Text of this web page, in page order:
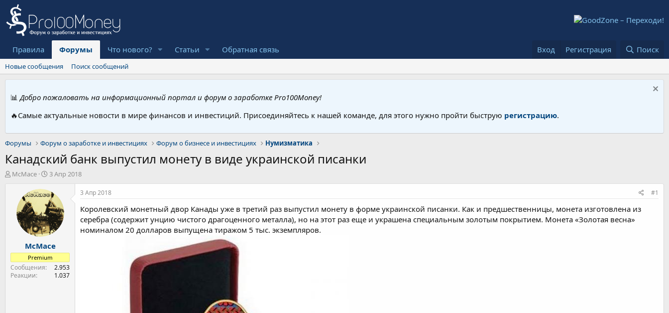
Правила Форумы Что нового? Статьи Обратная связь Вход Регистрация Поиск
Новые сообщения Поиск сообщений
📊 Добро пожаловать на информационный портал и форум о заработке Pro100Money!
🔥Самые актуальные новости в мире финансов и инвестиций. Присоединяйтесь к нашей команде, для этого нужно пройти быструю регистрацию.
Форумы Форум о заработке и инвестициях Форум о бизнесе и инвестициях Нумизматика
Канадский банк выпустил монету в виде украинской писанки
А
McMace
Д
т
а
н
а
ч
а
л
а
3 Апр 2018
McMace
Premium
Сообщения
2.953
Реакции
1.037
3 Апр 2018 #1
Королевский монетный двор Канады уже в третий раз выпустил монету в форме украинской писанки. Как и предшественницы, монета изготовлена из
серебра (содержит унцию чистого драгоценного металла), но на этот раз еще и украшена специальным золотым покрытием. Монета «Золотая весна»
номиналом 20 долларов выпущена тиражом 5 тыс. экземпляров.